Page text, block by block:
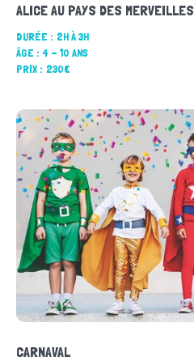
ALICE AU PAYS DES MERVEILLES
DURÉE : 2H À 3H
ÂGE : 4 - 10 ANS
PRIX : 230€
CARNAVAL